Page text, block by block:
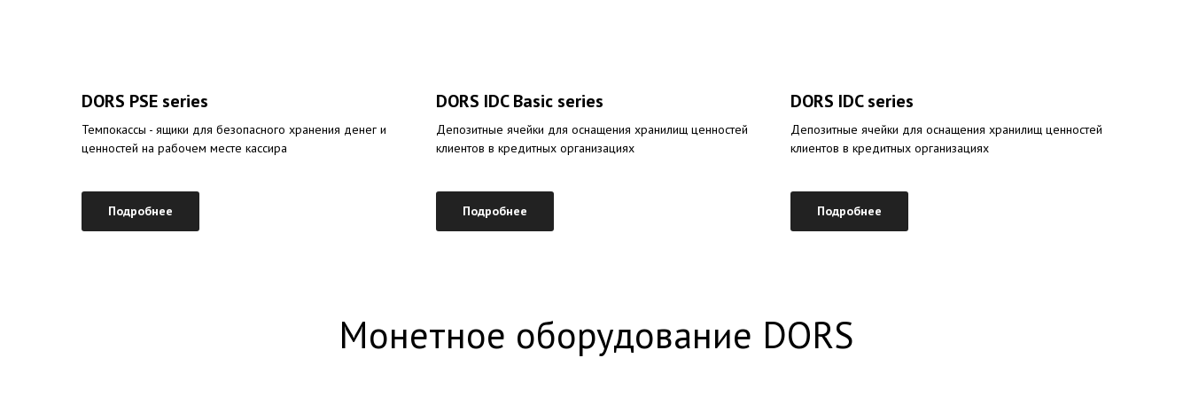
DORS PSE series
Темпокассы - ящики для безопасного хранения денег и
ценностей на рабочем месте кассира
Подробнее
DORS IDC Basic series
Депозитные ячейки для оснащения хранилищ ценностей
клиентов в кредитных организациях
Подробнее
DORS IDC series
Депозитные ячейки для оснащения хранилищ ценностей
клиентов в кредитных организациях
Подробнее
Монетное оборудование DORS